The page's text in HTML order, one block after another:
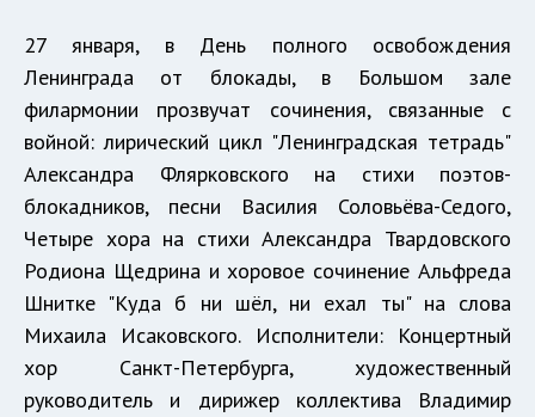
27 января, в День полного освобождения
Ленинграда от блокады, в Большом зале
филармонии прозвучат сочинения, связанные с
войной: лирический цикл "Ленинградская тетрадь"
Александра Флярковского на стихи поэтов-
блокадников, песни Василия Соловьёва-Седого,
Четыре хора на стихи Александра Твардовского
Родиона Щедрина и хоровое сочинение Альфреда
Шнитке "Куда б ни шёл, ни ехал ты" на слова
Михаила Исаковского. Исполнители: Концертный
хор Санкт-Петербурга, художественный
руководитель и дирижер коллектива Владимир